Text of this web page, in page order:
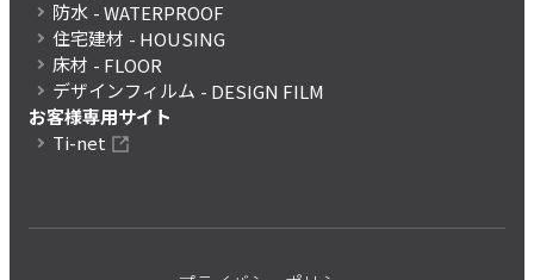
防水 - WATERPROOF
住宅建材 - HOUSING
床材 - FLOOR
デザインフィルム - DESIGN FILM
お客様専用サイト
Ti-net